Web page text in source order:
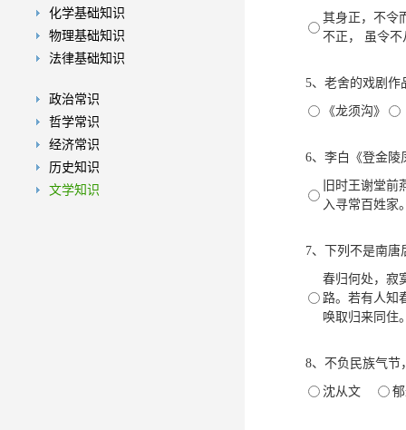
化学基础知识
物理基础知识
法律基础知识
政治常识
哲学常识
经济常识
历史知识
文学知识
其身正，不令
不正， 虽令不
5、老舍的戏剧作
《龙须沟》
6、李白《登金陵
旧时王谢堂前
入寻常百姓家
7、下列不是南唐
春归何处，寂
路。若有人知
唤取归来同住
8、不负民族气节
沈从文